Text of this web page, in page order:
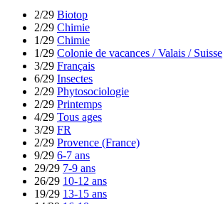
2/29 Biotop
2/29 Chimie
1/29 Chimie
1/29 Colonie de vacances / Valais / Suisse
3/29 Français
6/29 Insectes
2/29 Phytosociologie
2/29 Printemps
4/29 Tous ages
3/29 FR
2/29 Provence (France)
9/29 6-7 ans
29/29 7-9 ans
26/29 10-12 ans
19/29 13-15 ans